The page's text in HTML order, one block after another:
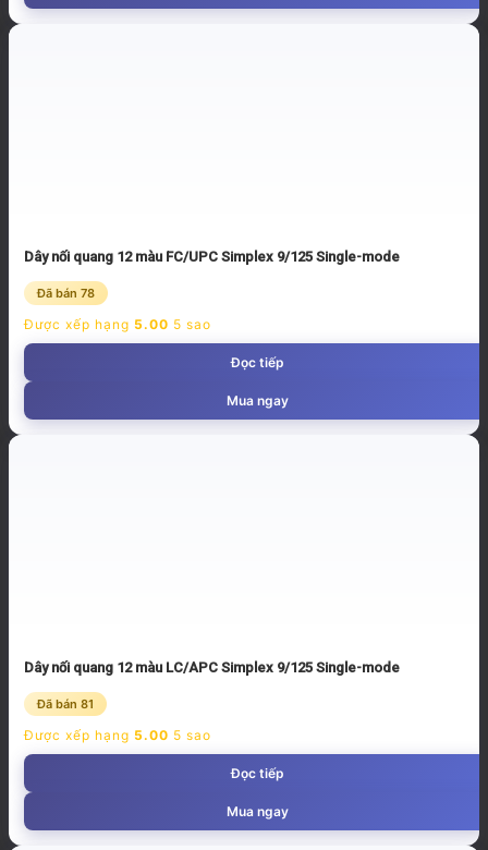
Dây nối quang 12 màu FC/UPC Simplex 9/125 Single-mode
Đã bán 78
Được xếp hạng 5.00 5 sao
Đọc tiếp
Mua ngay
Dây nối quang 12 màu LC/APC Simplex 9/125 Single-mode
Đã bán 81
Được xếp hạng 5.00 5 sao
Đọc tiếp
Mua ngay